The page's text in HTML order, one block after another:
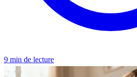
9 min de lecture